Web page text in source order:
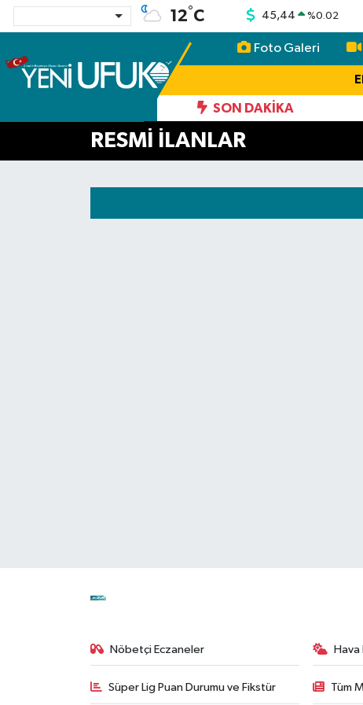
12°C 45,44 %0.02
Foto Galeri
SON DAKIKA
RESMİ İLANLAR
Nöbetçi Eczaneler Hava
Süper Lig Puan Durumu ve Fikstür Tüm
Nöbetçi Eczaneler
Namaz Vakitleri
Süper Lig Puan Durumu ve Fikstür